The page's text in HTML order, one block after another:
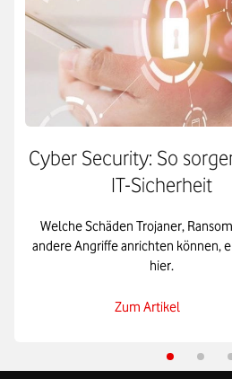
zentral.
Cyber Security: So
IT-Sicherheit
Welche Schäden Trojaner,
andere Angriffe anrichten können,
hier.
Zum Artikel